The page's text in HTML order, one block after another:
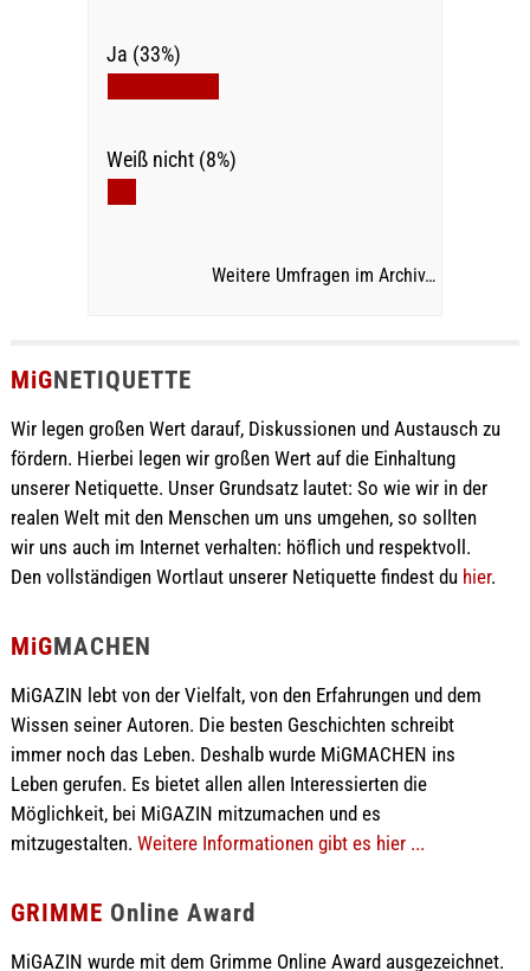
Ja (33%)
Weiß nicht (8%)
Weitere Umfragen im Archiv…
MiGNETIQUETTE
Wir legen großen Wert darauf, Diskussionen und Austausch zu
fördern. Hierbei legen wir großen Wert auf die Einhaltung
unserer Netiquette. Unser Grundsatz lautet: So wie wir in der
realen Welt mit den Menschen um uns umgehen, so sollten
wir uns auch im Internet verhalten: höflich und respektvoll.
Den vollständigen Wortlaut unserer Netiquette findest du hier.
MiGMACHEN
MiGAZIN lebt von der Vielfalt, von den Erfahrungen und dem
Wissen seiner Autoren. Die besten Geschichten schreibt
immer noch das Leben. Deshalb wurde MiGMACHEN ins
Leben gerufen. Es bietet allen allen Interessierten die
Möglichkeit, bei MiGAZIN mitzumachen und es
mitzugestalten. Weitere Informationen gibt es hier ...
GRIMME Online Award
MiGAZIN wurde mit dem Grimme Online Award ausgezeichnet.